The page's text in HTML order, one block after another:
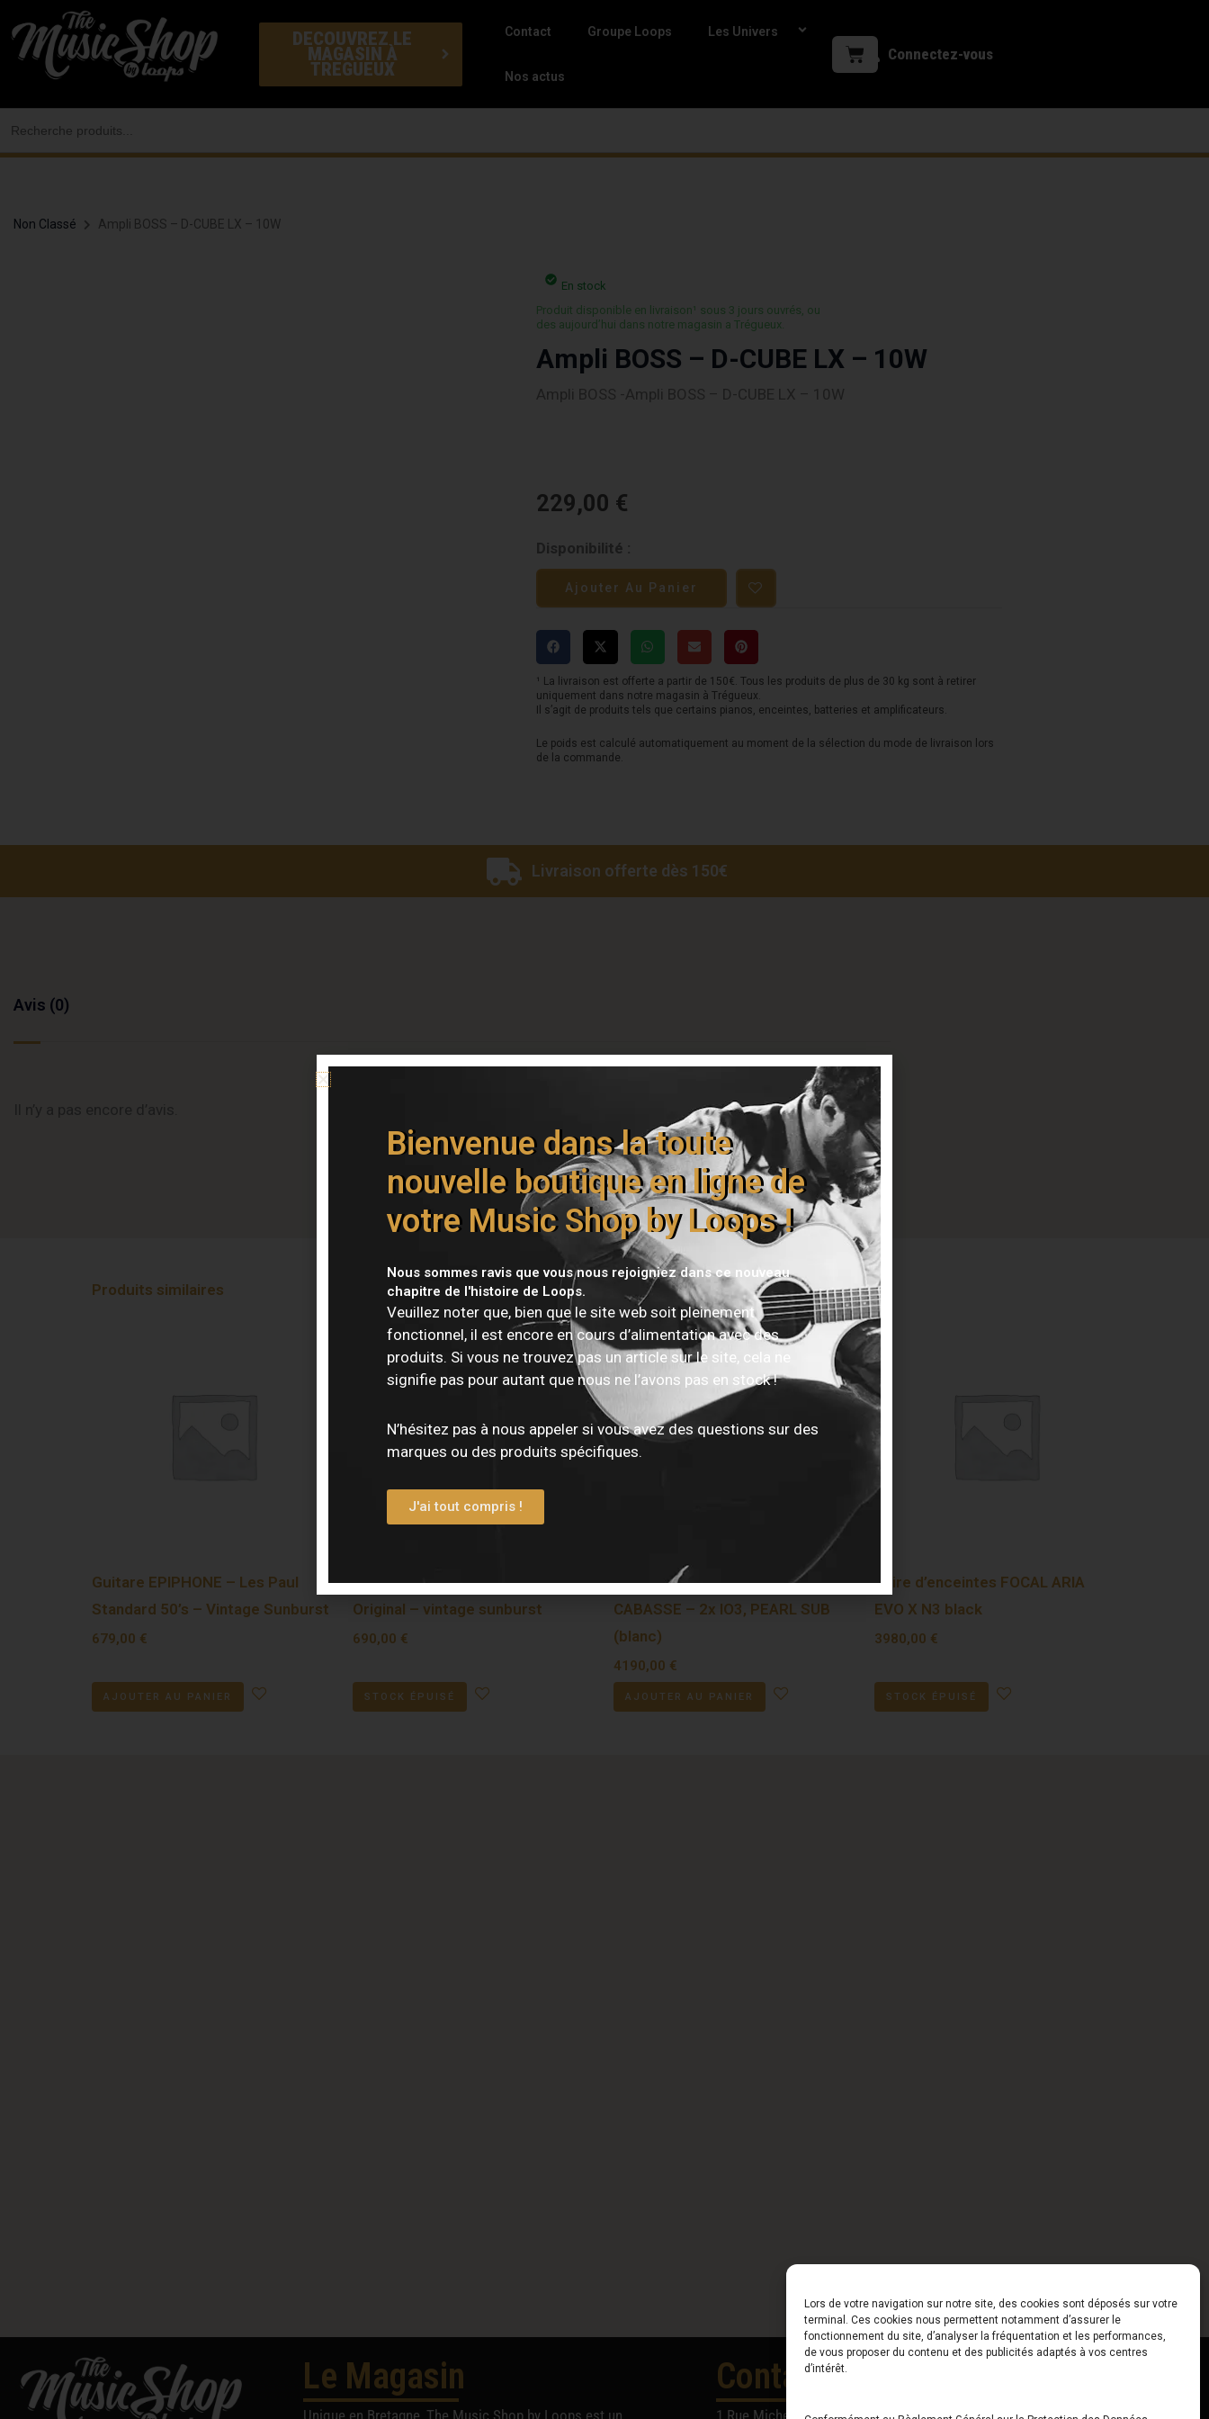
Lors de votre navigation sur notre site, des cookies sont déposés sur votre
terminal. Ces cookies nous permettent notamment d’assurer le
fonctionnement du site, d’analyser la fréquentation et les performances,
de vous proposer du contenu et des publicités adaptés à vos centres
d’intérêt.
au
contenu
DECOUVREZ LE
MAGASIN À
TREGUEUX
Contact Groupe Loops Les Univers
Nos actus
Connectez-vous
Non Classé Ampli BOSS – D-CUBE LX – 10W
En stock
Produit disponible en livraison¹ sous 3 jours ouvrés, ou
des aujourd’hui dans notre magasin a Trégueux.
Ampli BOSS – D-CUBE LX – 10W
Ampli BOSS -Ampli BOSS – D-CUBE LX – 10W
229,00 €
Disponibilité :
quantité
de
Ampli
BOSS
D-
CUBE
LX
-
Ajouter Au Panier
¹ La livraison est offerte a partir de 150€. Tous les produits de plus de 30 kg sont à retirer
uniquement dans notre magasin à Trégueux.
Il s’agit de produits tels que certains pianos, enceintes, batteries et amplificateurs.
Le poids est calculé automatiquement au moment de la sélection du mode de livraison lors
de la commande.
Livraison offerte dès 150€
Avis (0)
pour publier un avis.
Produits similaires
Guitare EPIPHONE – Les Paul
Standard 50’s – Vintage Sunburst
679,00 €
AJOUTER AU PANIER
Guitare EPIPHONE – Firebird
Original – vintage sunburst
690,00 €
STOCK ÉPUISÉ
Système son Hifi triphonique
CABASSE – 2x IO3, PEARL SUB
(blanc)
4190,00 €
AJOUTER AU PANIER
Paire d’enceintes FOCAL ARIA
EVO X N3 black
3980,00 €
STOCK ÉPUISÉ
Le Magasin Contact
Bienvenue dans la toute
nouvelle boutique en ligne de
votre Music Shop by Loops !
Nous sommes ravis que vous nous rejoigniez dans ce nouveau
chapitre de l'histoire de Loops.
Veuillez noter que, bien que le site web soit pleinement
fonctionnel, il est encore en cours d’alimentation avec des
produits. Si vous ne trouvez pas un article sur le site, cela ne
signifie pas pour autant que nous ne l’avons pas en stock !
N’hésitez pas à nous appeler si vous avez des questions sur des
marques ou des produits spécifiques.
J'ai tout compris !